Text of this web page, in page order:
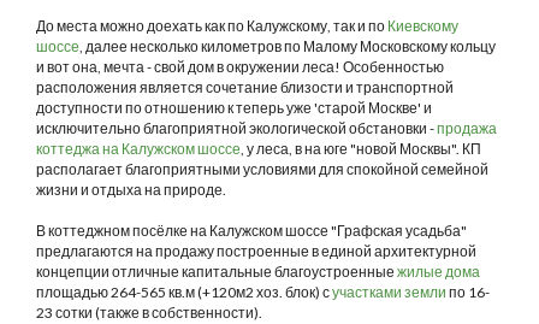
До места можно доехать как по Калужскому, так и по Киевскому
шоссе, далее несколько километров по Малому Московскому кольцу
и вот она, мечта - свой дом в окружении леса! Особенностью
расположения является сочетание близости и транспортной
доступности по отношению к теперь уже 'старой Москве' и
исключительно благоприятной экологической обстановки -продажа
коттеджа на Калужском шоссе, у леса, в на юге "новой Москвы". КП
располагает благоприятными условиями для спокойной семейной
жизни и отдыха на природе.
В коттеджном посёлке на Калужском шоссе "Графская усадьба"
предлагаются на продажу построенные в единой архитектурной
концепции отличные капитальные благоустроенные жилые дома
площадью 264-565 кв.м (+120м2 хоз. блок) сучастками земли по 16-
23 сотки (также в собственности).